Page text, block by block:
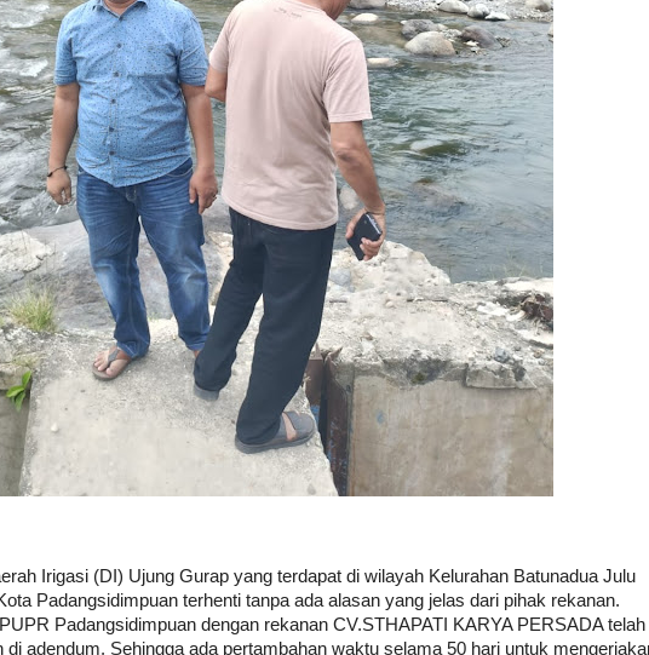
Irigasi (DI) Ujung Gurap yang terdapat di wilayah Kelurahan Batunadua Julu
Padangsidimpuan terhenti tanpa ada alasan yang jelas dari pihak rekanan.
Padangsidimpuan dengan rekanan CV.STHAPATI KARYA PERSADA telah
adendum. Sehingga ada pertambahan waktu selama 50 hari untuk